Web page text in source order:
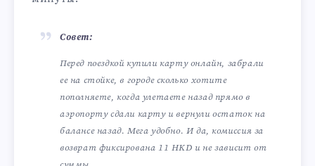
Совет:
Перед поездкой купили карту онлайн, забрали
ее на стойке, в городе сколько хотите
пополняете, когда улетаете назад прямо в
аэропорту сдали карту и вернули остаток на
балансе назад. Мега удобно. И да, комиссия за
возврат фиксирована 11 HKD и не зависит от